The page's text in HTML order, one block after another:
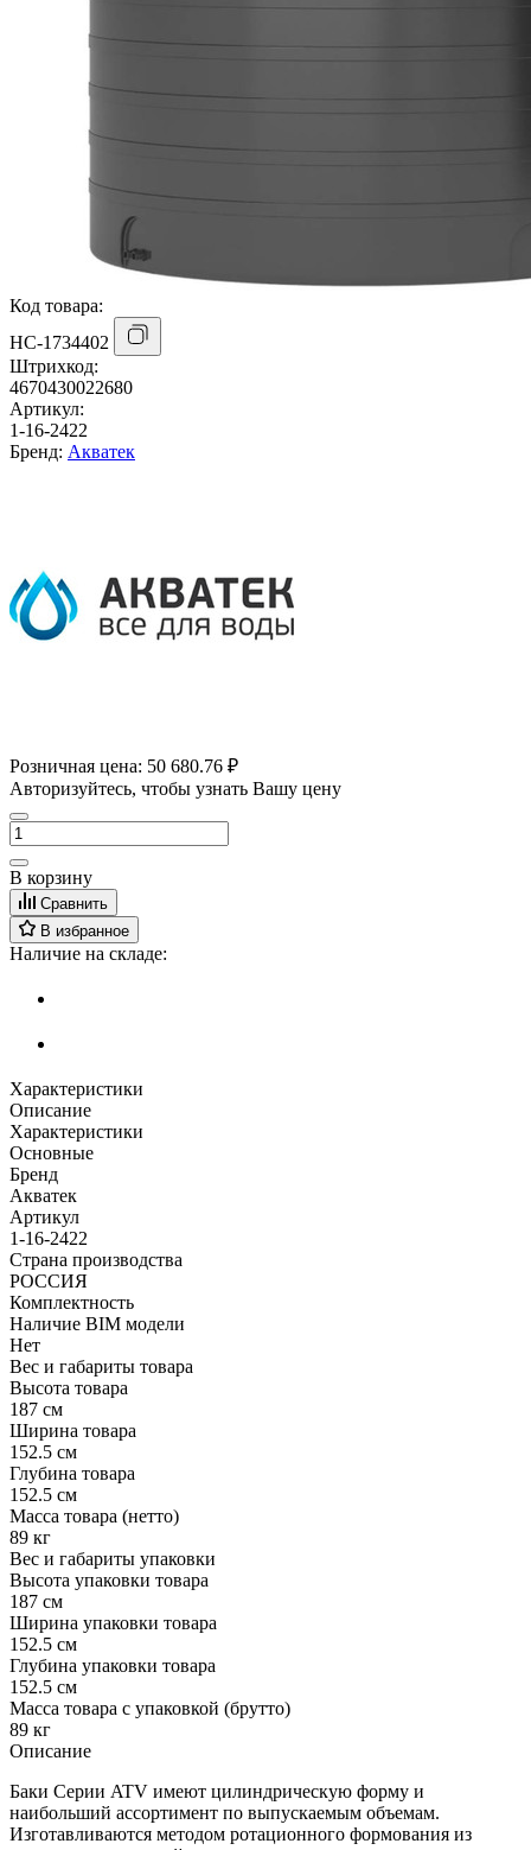
Код товара:
НС-1734402
Штрихкод:
4670430022680
Артикул:
1-16-2422
Бренд: Акватек
Розничная цена: 50 680.76 ₽
Авторизуйтесь, чтобы узнать Вашу цену
В корзину
Сравнить
В избранное
Наличие на складе:
Характеристики
Описание
Характеристики
Основные
Бренд
Акватек
Артикул
1-16-2422
Страна производства
РОССИЯ
Комплектность
Наличие BIM модели
Нет
Вес и габариты товара
Высота товара
187 см
Ширина товара
152.5 см
Глубина товара
152.5 см
Масса товара (нетто)
89 кг
Вес и габариты упаковки
Высота упаковки товара
187 см
Ширина упаковки товара
152.5 см
Глубина упаковки товара
152.5 см
Масса товара с упаковкой (брутто)
89 кг
Описание
Баки Серии ATV имеют цилиндрическую форму и
наибольший ассортимент по выпускаемым объемам.
Изготавливаются методом ротационного формования из